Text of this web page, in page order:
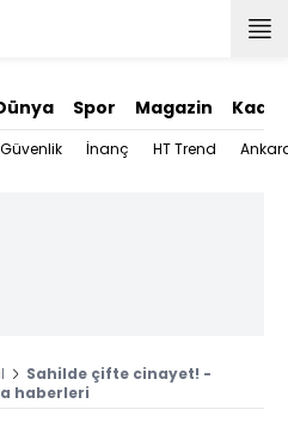
Spor Magazin Kadın
Güvenlik İnanç HT Trend
Sahilde çifte cinayet! -
haberleri